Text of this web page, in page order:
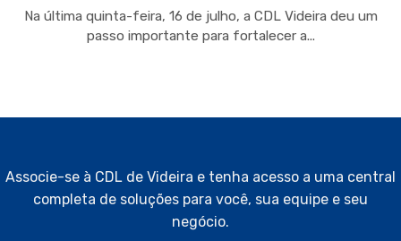
Na última quinta-feira, 16 de julho, a CDL Videira deu um
passo importante para fortalecer a...
Associe-se à CDL de Videira e tenha acesso a uma central
completa de soluções para você, sua equipe e seu
negócio.